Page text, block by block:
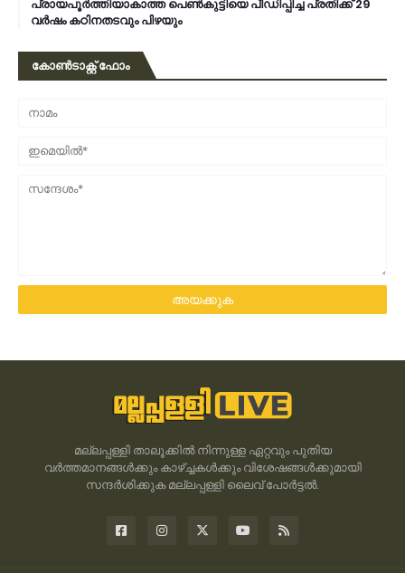
പ്രായപൂർത്തിയാകാത്ത പെൺകുട്ടിയെ പീഡിപ്പിച്ച പ്രതിക്ക് 29
വർഷം കഠിനതടവും പിഴയും
കോൺടാക്റ്റ് ഫോം
മല്ലപ്പള്ളി താലൂക്കിൽ നിന്നുള്ള ഏറ്റവും പുതിയ
വർത്തമാനങ്ങൾക്കും കാഴ്ച്ചകൾക്കും വിശേഷങ്ങൾക്കുമായി
സന്ദർശിക്കുക മല്ലപ്പള്ളി ലൈവ് പോർട്ടൽ.